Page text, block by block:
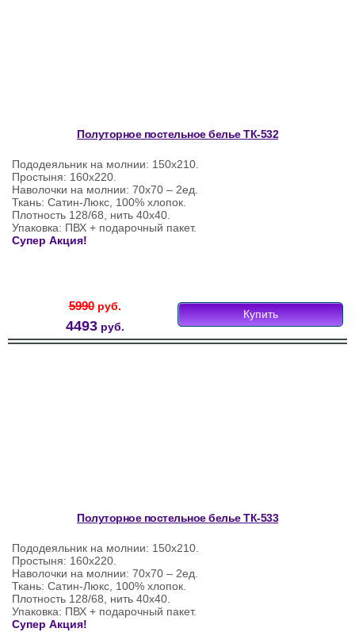
Полуторное постельное белье ТК-532
Пододеяльник на молнии: 150х210.
Простыня: 160х220.
Наволочки на молнии: 70х70 – 2ед.
Ткань: Сатин-Люкс, 100% хлопок.
Плотность 128/68, нить 40х40.
Упаковка: ПВХ + подарочный пакет.
Супер Акция!
5990руб.
4493руб.
Купить
Полуторное постельное белье ТК-533
Пододеяльник на молнии: 150х210.
Простыня: 160х220.
Наволочки на молнии: 70х70 – 2ед.
Ткань: Сатин-Люкс, 100% хлопок.
Плотность 128/68, нить 40х40.
Упаковка: ПВХ + подарочный пакет.
Супер Акция!